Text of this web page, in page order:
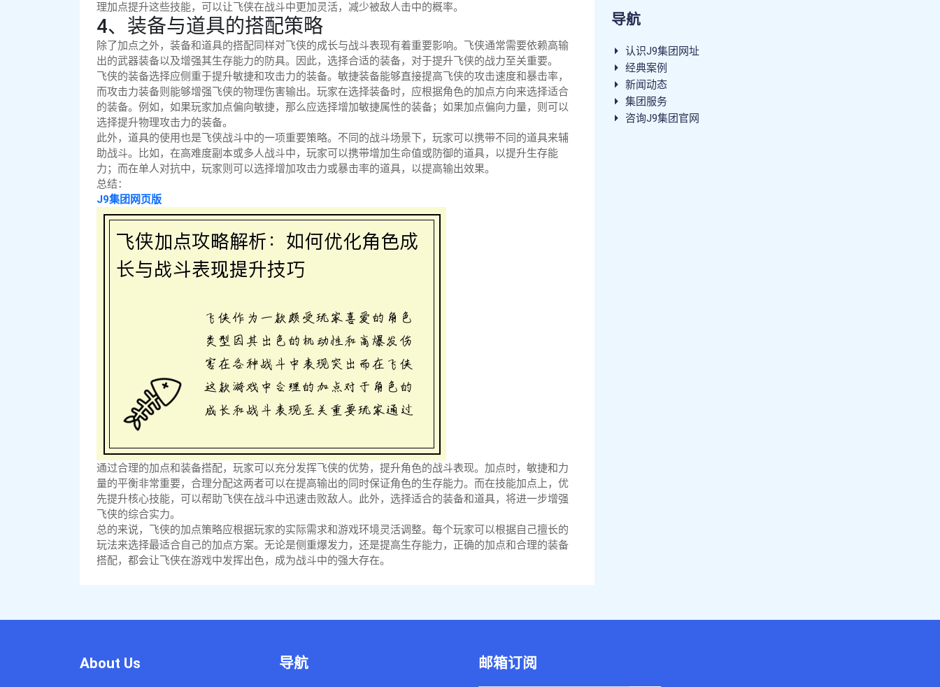
理加点提升这些技能，可以让飞侠在战斗中更加灵活，减少被敌人击中的概率。
4、装备与道具的搭配策略
除了加点之外，装备和道具的搭配同样对飞侠的成长与战斗表现有着重要影响。飞侠通常需要依赖高输
出的武器装备以及增强其生存能力的防具。因此，选择合适的装备，对于提升飞侠的战力至关重要。
飞侠的装备选择应侧重于提升敏捷和攻击力的装备。敏捷装备能够直接提高飞侠的攻击速度和暴击率，
而攻击力装备则能够增强飞侠的物理伤害输出。玩家在选择装备时，应根据角色的加点方向来选择适合
的装备。例如，如果玩家加点偏向敏捷，那么应选择增加敏捷属性的装备；如果加点偏向力量，则可以
选择提升物理攻击力的装备。
此外，道具的使用也是飞侠战斗中的一项重要策略。不同的战斗场景下，玩家可以携带不同的道具来辅
助战斗。比如，在高难度副本或多人战斗中，玩家可以携带增加生命值或防御的道具，以提升生存能
力；而在单人对抗中，玩家则可以选择增加攻击力或暴击率的道具，以提高输出效果。
总结：
J9集团网页版
通过合理的加点和装备搭配，玩家可以充分发挥飞侠的优势，提升角色的战斗表现。加点时，敏捷和力
量的平衡非常重要，合理分配这两者可以在提高输出的同时保证角色的生存能力。而在技能加点上，优
先提升核心技能，可以帮助飞侠在战斗中迅速击败敌人。此外，选择适合的装备和道具，将进一步增强
飞侠的综合实力。
总的来说，飞侠的加点策略应根据玩家的实际需求和游戏环境灵活调整。每个玩家可以根据自己擅长的
玩法来选择最适合自己的加点方案。无论是侧重爆发力，还是提高生存能力，正确的加点和合理的装备
搭配，都会让飞侠在游戏中发挥出色，成为战斗中的强大存在。
导航
认识J9集团网址
经典案例
新闻动态
集团服务
咨询J9集团官网
About Us 导航 邮箱订阅